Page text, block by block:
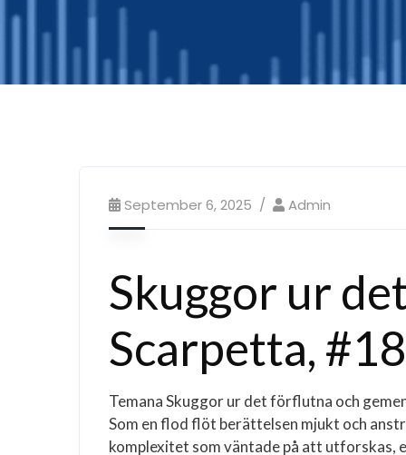
September 6, 2025 Admin
Skuggor ur
Scarpetta,
Temana Skuggor ur det förflutna och
Som en flod flöt berättelsen mjukt och
komplexitet som väntade på att utforskas,